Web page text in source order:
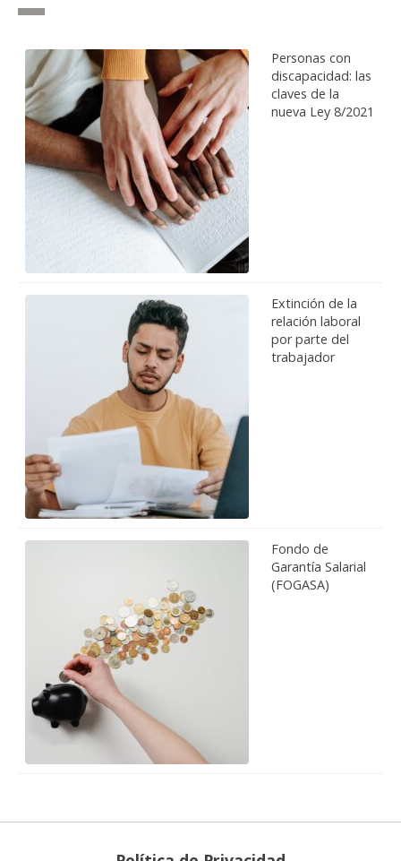
Personas con
discapacidad: las
claves de la
nueva Ley 8/2021
Extinción de la
relación laboral
por parte del
trabajador
Fondo de
Garantía Salarial
(FOGASA)